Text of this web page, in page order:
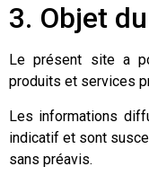
3. Objet
Le présent site a
produits et services
Les informations
indicatif et sont
sans préavis.